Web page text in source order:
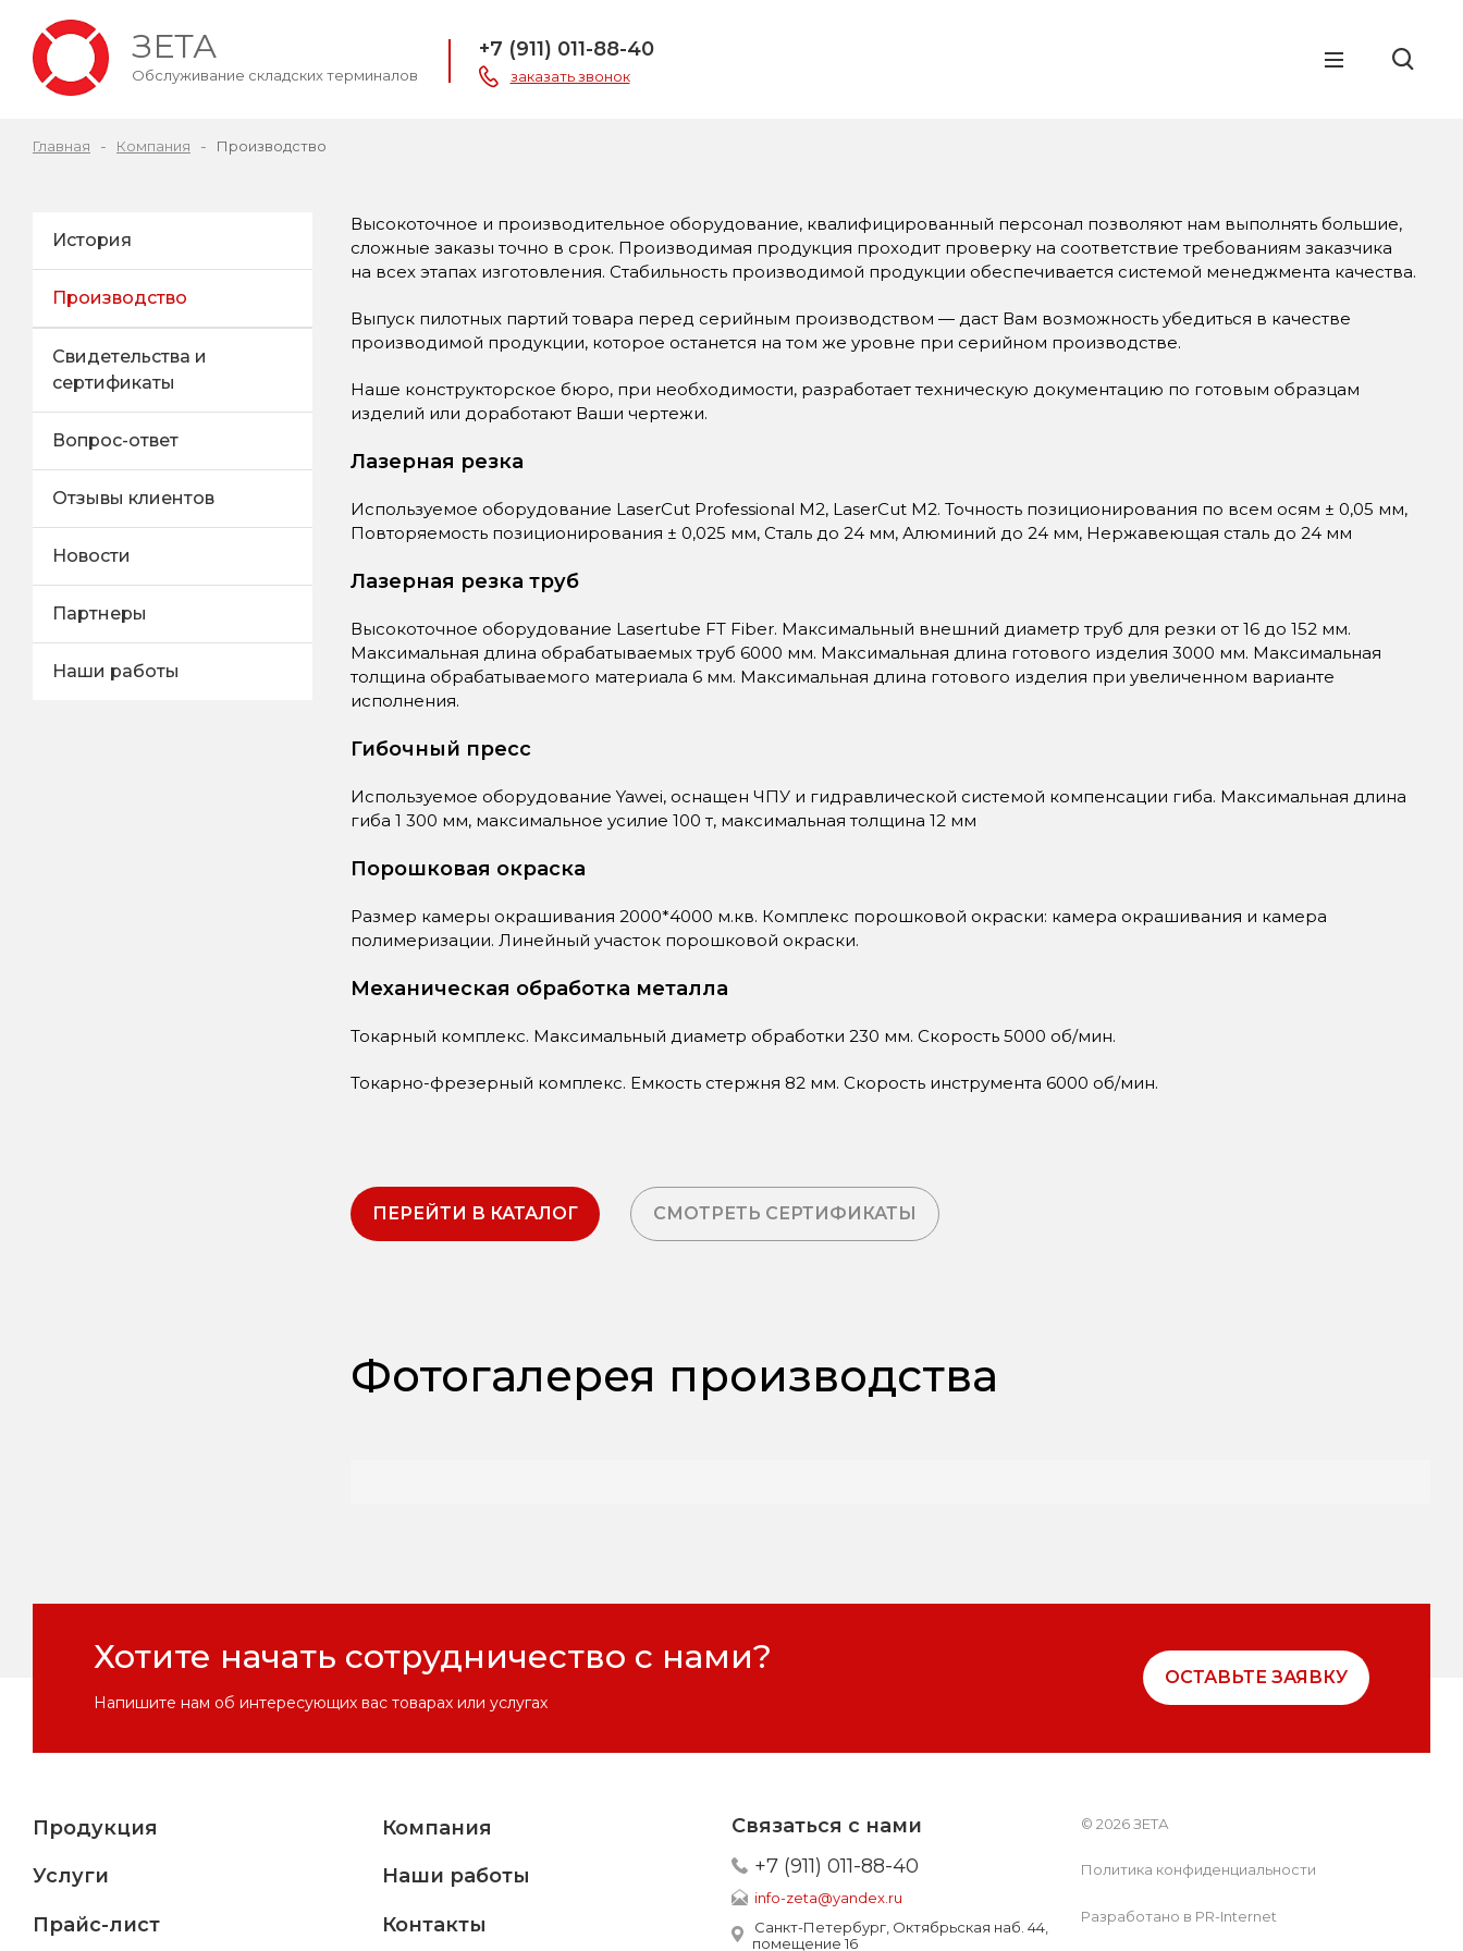
ЗЕТА
Обслуживание складских терминалов
+7 (911) 011-88-40
заказать звонок
Главная Компания Производство
История
Производство
Свидетельства и
сертификаты
Вопрос-ответ
Отзывы клиентов
Новости
Партнеры
Наши работы
Высокоточное и производительное оборудование, квалифицированный персонал позволяют нам выполнять большие,
сложные заказы точно в срок. Производимая продукция проходит проверку на соответствие требованиям заказчика
на всех этапах изготовления. Стабильность производимой продукции обеспечивается системой менеджмента качества.
Выпуск пилотных партий товара перед серийным производством — даст Вам возможность убедиться в качестве
производимой продукции, которое останется на том же уровне при серийном производстве.
Наше конструкторское бюро, при необходимости, разработает техническую документацию по готовым образцам
изделий или доработают Ваши чертежи.
Лазерная резка
Используемое оборудование LaserCut Professional M2, LaserCut M2. Точность позиционирования по всем осям ± 0,05 мм,
Повторяемость позиционирования ± 0,025 мм, Сталь до 24 мм, Алюминий до 24 мм, Нержавеющая сталь до 24 мм
Лазерная резка труб
Высокоточное оборудование Lasertube FT Fiber. Максимальный внешний диаметр труб для резки от 16 до 152 мм.
Максимальная длина обрабатываемых труб 6000 мм. Максимальная длина готового изделия 3000 мм. Максимальная
толщина обрабатываемого материала 6 мм. Максимальная длина готового изделия при увеличенном варианте
исполнения.
Гибочный пресс
Используемое оборудование Yawei, оснащен ЧПУ и гидравлической системой компенсации гиба. Максимальная длина
гиба 1 300 мм, максимальное усилие 100 т, максимальная толщина 12 мм
Порошковая окраска
Размер камеры окрашивания 2000*4000 м.кв. Комплекс порошковой окраски: камера окрашивания и камера
полимеризации. Линейный участок порошковой окраски.
Механическая обработка металла
Токарный комплекс. Максимальный диаметр обработки 230 мм. Скорость 5000 об/мин.
Токарно-фрезерный комплекс. Емкость стержня 82 мм. Скорость инструмента 6000 об/мин.
ПЕРЕЙТИ В КАТАЛОГ СМОТРЕТЬ СЕРТИФИКАТЫ
Фотогалерея производства
Хотите начать сотрудничество с нами?
Напишите нам об интересующих вас товарах или услугах
ОСТАВЬТЕ ЗАЯВКУ
Продукция
Услуги
Прайс-лист
Компания
Наши работы
Контакты
Связаться с нами
+7 (911) 011-88-40
info-zeta@yandex.ru
Санкт-Петербург, Октябрьская наб. 44,
помещение 16
© 2026 ЗЕТА
Политика конфиденциальности
Разработано в PR-Internet